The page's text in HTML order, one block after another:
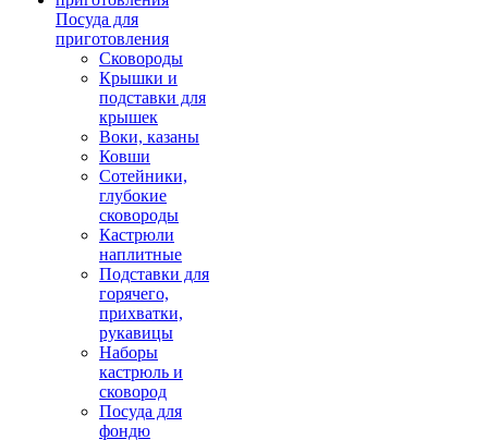
Посуда для
приготовления
Сковороды
Крышки и
подставки для
крышек
Воки, казаны
Ковши
Сотейники,
глубокие
сковороды
Кастрюли
наплитные
Подставки для
горячего,
прихватки,
рукавицы
Наборы
кастрюль и
сковород
Посуда для
фондю